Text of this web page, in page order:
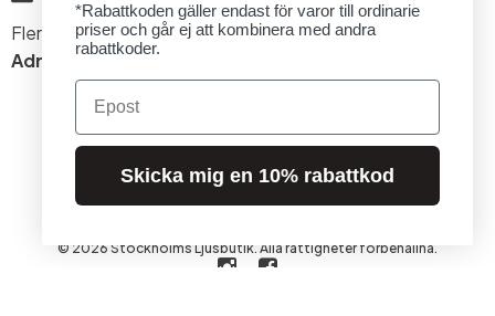
Fler kontaktuppgifter »
Adress:Kungsholmsgatan 6, 112 27 Stockholm
© 2026 Stockholms Ljusbutik. Alla rättigheter förbehållna.
*Rabattkoden gäller endast för varor till ordinarie
priser och går ej att kombinera med andra
rabattkoder.
Email
Skicka mig en 10% rabattkod